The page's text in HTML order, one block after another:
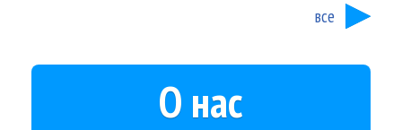
все
О нас